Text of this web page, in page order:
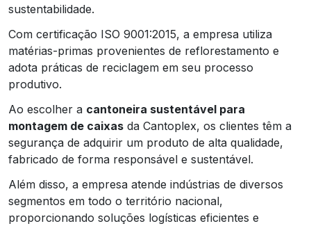
sustentabilidade.
Com certificação ISO 9001:2015, a empresa utiliza
matérias-primas provenientes de reflorestamento e
adota práticas de reciclagem em seu processo
produtivo.
Ao escolher a cantoneira sustentável para
montagem de caixas da Cantoplex, os clientes têm a
segurança de adquirir um produto de alta qualidade,
fabricado de forma responsável e sustentável.
Além disso, a empresa atende indústrias de diversos
segmentos em todo o território nacional,
proporcionando soluções logísticas eficientes e